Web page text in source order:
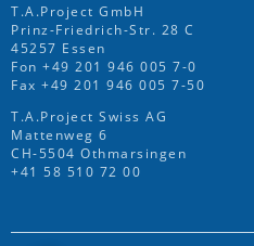
T.A.Project GmbH
Prinz-Friedrich-Str. 28 C
45257 Essen
Fon +49 201 946 005 7-0
Fax +49 201 946 005 7-50
T.A.Project Swiss AG
Mattenweg 6
CH-5504 Othmarsingen
+41 58 510 72 00